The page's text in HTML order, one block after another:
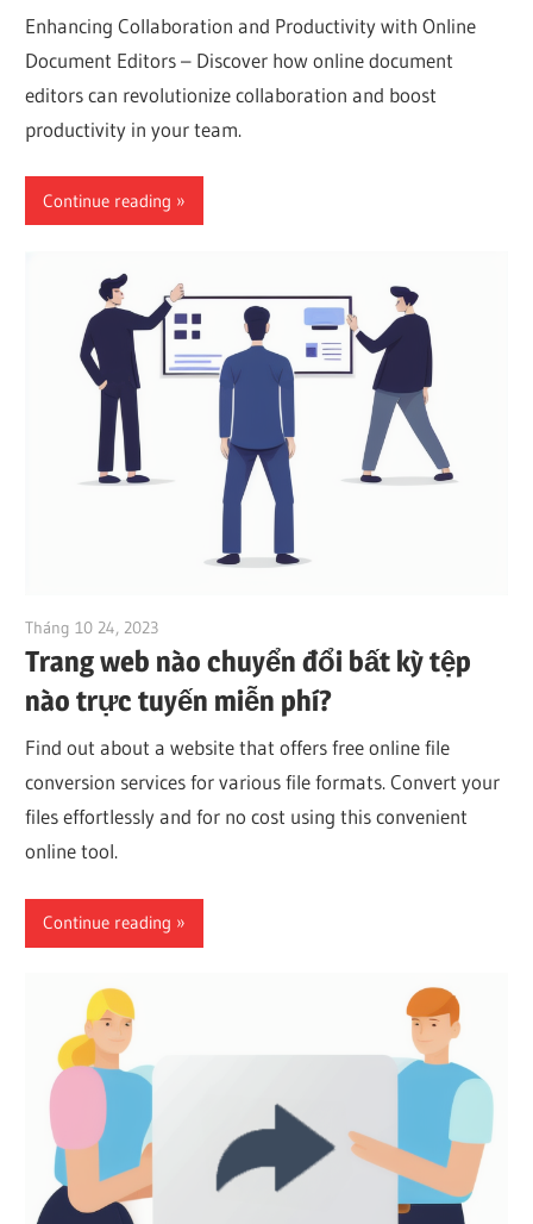
Enhancing Collaboration and Productivity with Online
Document Editors – Discover how online document
editors can revolutionize collaboration and boost
productivity in your team.
Continue reading
Tháng 10 24, 2023
Trang web nào chuyển đổi bất kỳ tệp
nào trực tuyến miễn phí?
Find out about a website that offers free online file
conversion services for various file formats. Convert your
files effortlessly and for no cost using this convenient
online tool.
Continue reading